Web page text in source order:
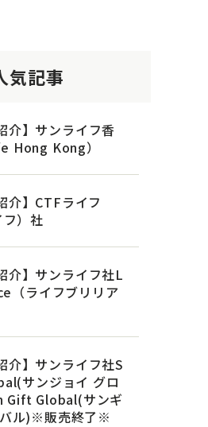
気記事
介】サンライフ香
Hong Kong）
介】CTFライフ
フ）社
介】サンライフ社L
（ライフブリリア
介】サンライフ社S
サンジョイ グロ
Gift Global(サンギ
ル)※販売終了※